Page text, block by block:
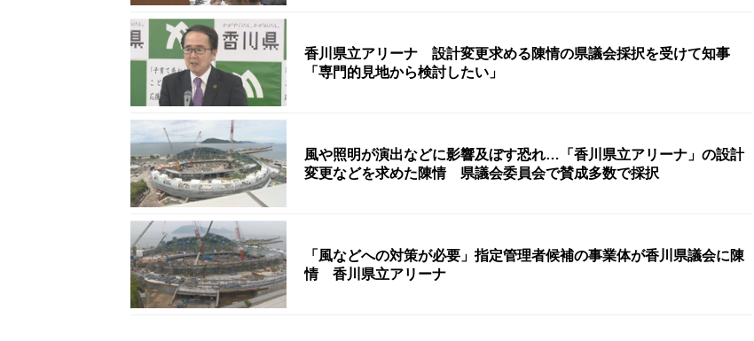
香川県立アリーナ 設計変更求める陳情の県議会採択を受けて知事
「専門的見地から検討したい」
風や照明が演出などに影響及ぼす恐れ…「香川県立アリーナ」の設計
変更などを求めた陳情 県議会委員会で賛成多数で採択
「風などへの対策が必要」指定管理者候補の事業体が香川県議会に陳
情 香川県立アリーナ